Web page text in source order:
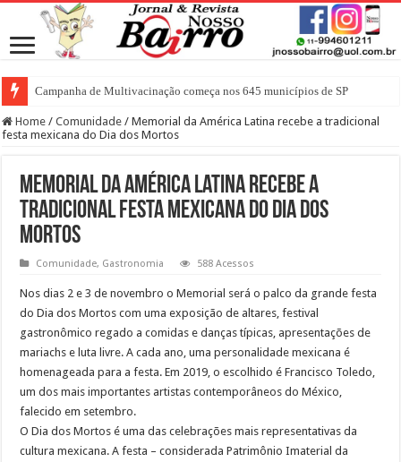
Campanha de Multivacinação começa nos 645 municípios de SP
Home / Comunidade / Memorial da América Latina recebe a tradicional
festa mexicana do Dia dos Mortos
Memorial da América Latina recebe a
tradicional festa mexicana do Dia dos
Mortos
Comunidade, Gastronomia 588 Acessos
Nos dias 2 e 3 de novembro o Memorial será o palco da grande festa
do Dia dos Mortos com uma exposição de altares, festival
gastronômico regado a comidas e danças típicas, apresentações de
mariachs e luta livre. A cada ano, uma personalidade mexicana é
homenageada para a festa. Em 2019, o escolhido é Francisco Toledo,
um dos mais importantes artistas contemporâneos do México,
falecido em setembro.
O Dia dos Mortos é uma das celebrações mais representativas da
cultura mexicana. A festa – considerada Patrimônio Imaterial da